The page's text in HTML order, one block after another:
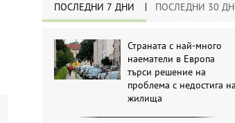
ПОСЛЕДНИ 7 ДНИ ПОСЛЕДНИ 30
Страната с най-много
наематели в Европа
търси решение на
проблема с недостига на
жилища